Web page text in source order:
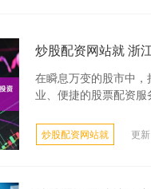
炒股配资网站就 浙
在瞬息万变的股市中
业、便捷的股票配资
炒股配资网站就 更